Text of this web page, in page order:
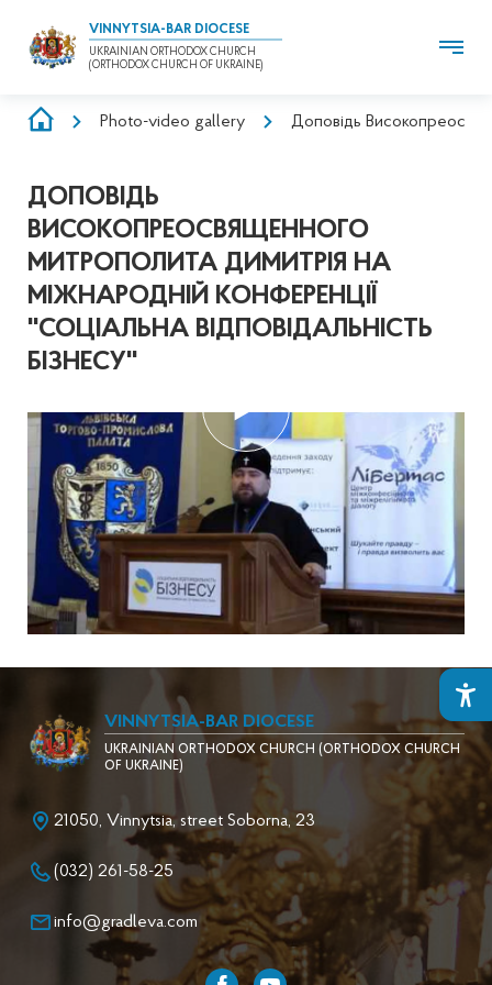
VINNYTSIA-BAR DIOCESE
UKRAINIAN ORTHODOX CHURCH
(ORTHODOX CHURCH OF UKRAINE)
BREADCRUMB
Photo-video gallery Доповідь
ДОПОВІДЬ
ВИСОКОПРЕОСВЯЩЕННОГО
МИТРОПОЛИТА ДИМИТРІЯ НА
МІЖНАРОДНІЙ КОНФЕРЕНЦІЇ
''СОЦІАЛЬНА ВІДПОВІДАЛЬНІСТЬ
БІЗНЕСУ''
VINNYTSIA-BAR DIOCESE
UKRAINIAN ORTHODOX CHURCH (ORTHODOX CHURCH
OF UKRAINE)
21050, Vinnytsia, street Soborna, 23
(032) 261-58-25
info@gradleva.com